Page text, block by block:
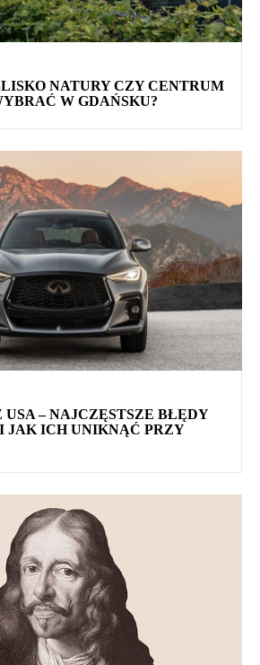
NATURY CZY CENTRUM
W GDAŃSKU?
USA – NAJCZĘSTSZE BŁĘDY
JAK ICH UNIKNĄĆ PRZY